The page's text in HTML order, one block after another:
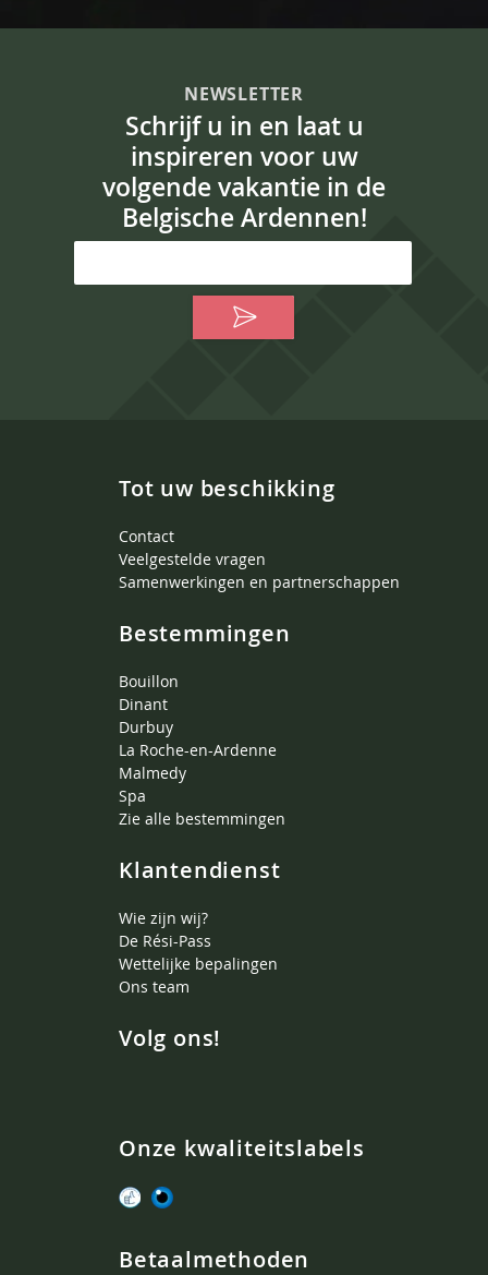
NEWSLETTER
Schrijf u in en laat u
inspireren voor uw
volgende vakantie in de
Belgische Ardennen!
Tot uw beschikking
Contact
Veelgestelde vragen
Samenwerkingen en partnerschappen
Bestemmingen
Bouillon
Dinant
Durbuy
La Roche-en-Ardenne
Malmedy
Spa
Zie alle bestemmingen
Klantendienst
Wie zijn wij?
De Rési-Pass
Wettelijke bepalingen
Ons team
Volg ons!
Onze kwaliteitslabels
Betaalmethoden